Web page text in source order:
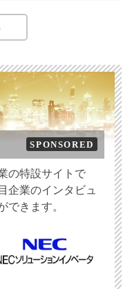
SPONSORED
の特設サイトで
企業のインタビュ
できます。